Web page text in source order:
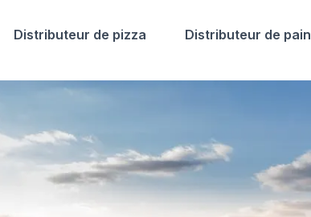
Distributeur de pizza Distributeur de pain